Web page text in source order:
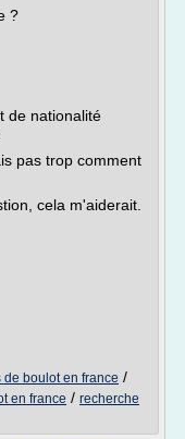
?
de nationalité
pas trop comment
cela m'aiderait.
de boulot en france /
en france / recherche